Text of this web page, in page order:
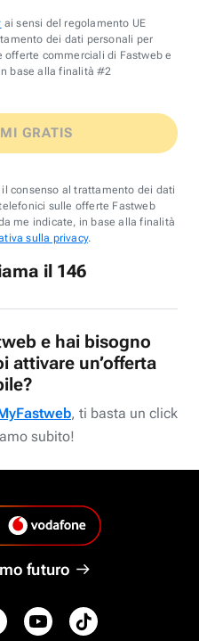
ai sensi del regolamento UE
dei dati personali per
commerciali di Fastweb e
base alla finalità #2
GRATIS
consenso al trattamento dei dati
sulle offerte Fastweb
me indicate, in base alla finalità
sulla privacy.
il 146
e hai bisogno
attivare un’offerta
, ti basta un click
subito!
futuro